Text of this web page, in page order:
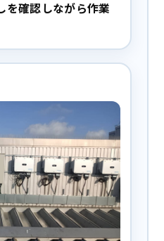
を確認しながら作業